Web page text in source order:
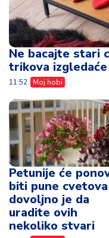
Ne bacajte stari
trikova
11:52 Moj hobi
Petunije će
biti pune
dovoljno je da
uradite ovih
nekoliko stvari